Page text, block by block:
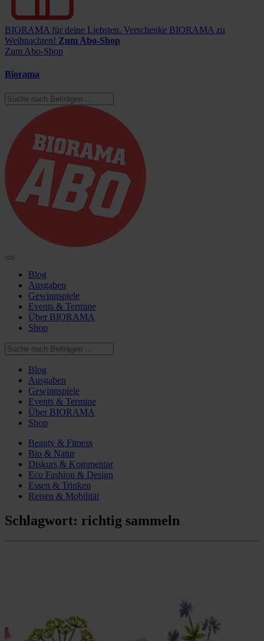
BIORAMA für deine Liebsten. Verschenke BIORAMA zu
Weihnachten! Zum Abo-Shop
Zum Abo-Shop
Biorama
Blog
Ausgaben
Gewinnspiele
Events & Termine
Über BIORAMA
Shop
Blog
Ausgaben
Gewinnspiele
Events & Termine
Über BIORAMA
Shop
Beauty & Fitness
Bio & Natur
Diskurs & Kommentar
Eco Fashion & Design
Essen & Trinken
Reisen & Mobilität
Schlagwort: richtig sammeln